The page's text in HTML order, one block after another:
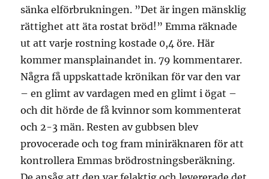
sänka elförbrukningen. ”Det är ingen mänsklig
rättighet att äta rostat bröd!” Emma räknade
ut att varje rostning kostade 0,4 öre. Här
kommer mansplainandet in. 79 kommentarer.
Några få uppskattade krönikan för var den var
– en glimt av vardagen med en glimt i ögat –
och dit hörde de få kvinnor som kommenterat
och 2-3 män. Resten av gubbsen blev
provocerade och tog fram miniräknaren för att
kontrollera Emmas brödrostningsberäkning.